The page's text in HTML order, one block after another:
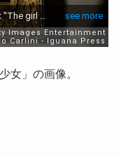
女」の画像。